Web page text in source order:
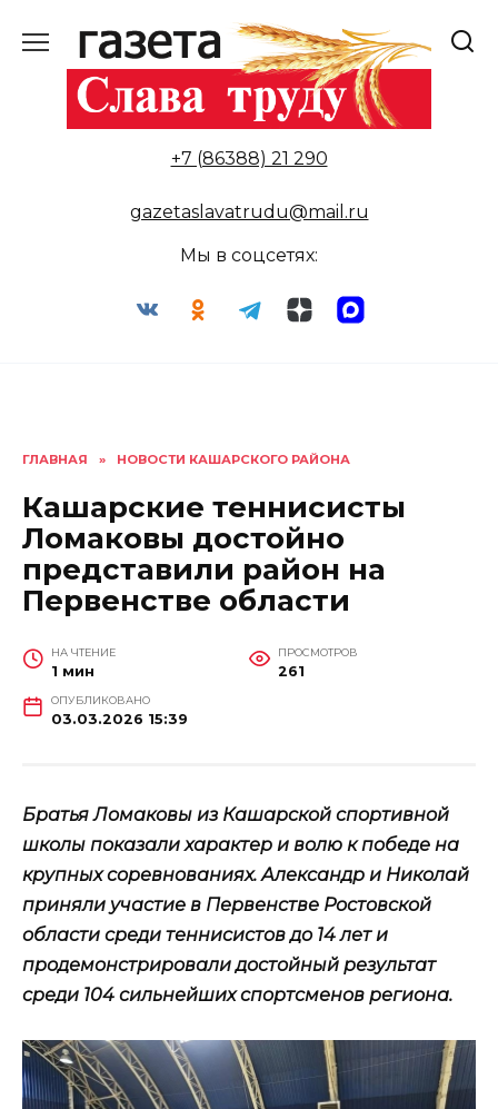
содержанию
+7 (86388) 21 290
gazetaslavatrudu@mail.ru
Мы в соцсетях:
ГЛАВНАЯ » НОВОСТИ КАШАРСКОГО РАЙОНА
Кашарские теннисисты
Ломаковы достойно
представили район на
Первенстве области
НА ЧТЕНИЕ
1 мин
ПРОСМОТРОВ
261
ОПУБЛИКОВАНО
03.03.2026 15:39
Братья Ломаковы из Кашарской спортивной
школы показали характер и волю к победе на
крупных соревнованиях. Александр и Николай
приняли участие в Первенстве Ростовской
области среди теннисистов до 14 лет и
продемонстрировали достойный результат
среди 104 сильнейших спортсменов региона.